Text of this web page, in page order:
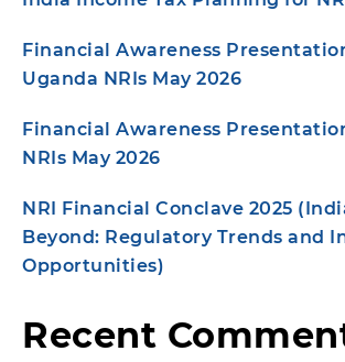
Financial Awareness
Uganda NRIs May 2026
Financial Awareness
NRIs May 2026
NRI Financial Conclave 2025
Beyond: Regulatory Trends and
Opportunities)
Recent